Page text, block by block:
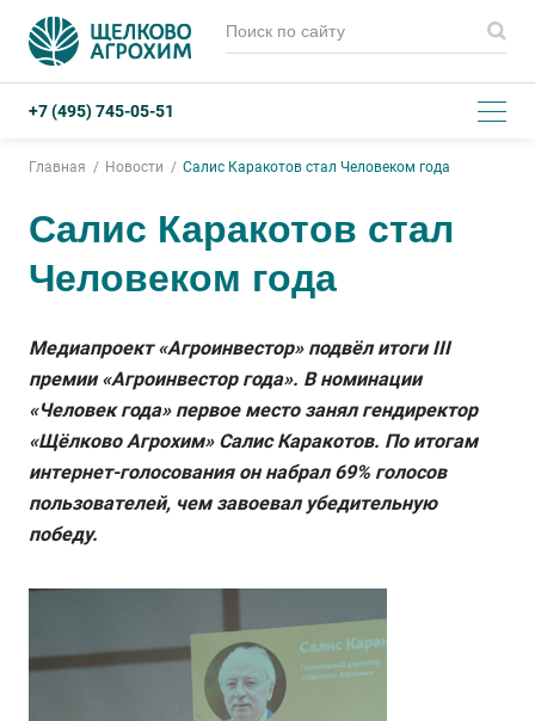
+7 (495) 745-05-51
Главная Новости Салис Каракотов стал Человеком года
Салис Каракотов стал
Человеком года
Медиапроект «Агроинвестор» подвёл итоги III
премии «Агроинвестор года». В номинации
«Человек года» первое место занял гендиректор
«Щёлково Агрохим» Салис Каракотов. По итогам
интернет-голосования он набрал 69% голосов
пользователей, чем завоевал убедительную
победу.